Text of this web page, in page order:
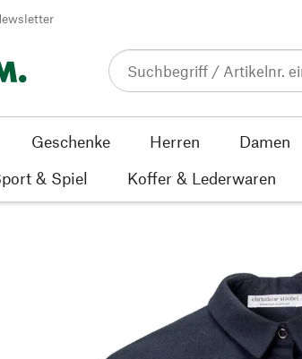
Geschenke Herren Damen
& Spiel
Koffer & Lederwaren